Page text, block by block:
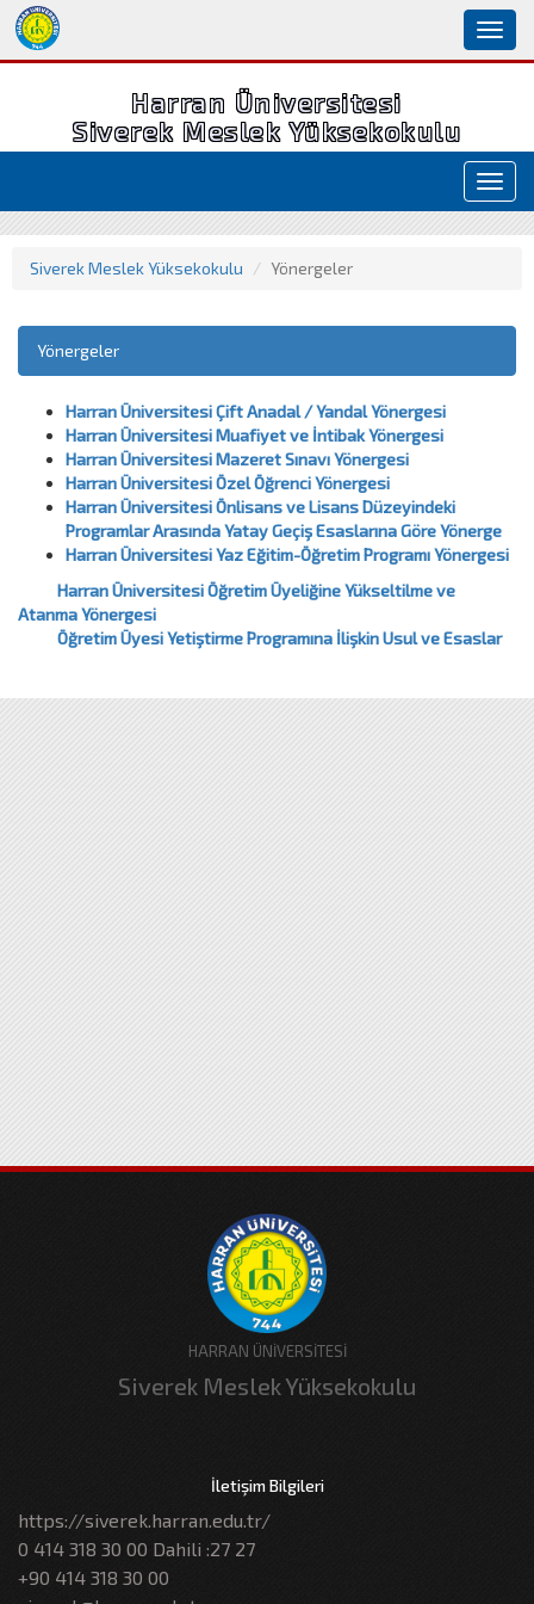
Harran Üniversitesi
Siverek Meslek Yüksekokulu
Siverek Meslek Yüksekokulu Yönergeler
Yönergeler
Harran Üniversitesi Çift Anadal / Yandal Yönergesi
Harran Üniversitesi Muafiyet ve İntibak Yönergesi
Harran Üniversitesi Mazeret Sınavı Yönergesi
Harran Üniversitesi Özel Öğrenci Yönergesi
Harran Üniversitesi Önlisans ve Lisans Düzeyindeki
Programlar Arasında Yatay Geçiş Esaslarına Göre Yönerge
Harran Üniversitesi Yaz Eğitim-Öğretim Programı Yönergesi
Harran Üniversitesi Öğretim Üyeliğine Yükseltilme ve
Atanma Yönergesi
Öğretim Üyesi Yetiştirme Programına İlişkin Usul ve Esaslar
HARRAN ÜNİVERSİTESİ
Siverek Meslek Yüksekokulu
İletişim Bilgileri
https://siverek.harran.edu.tr/
0 414 318 30 00 Dahili :27 27
+90 414 318 30 00